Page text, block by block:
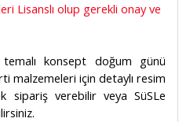
Lisanslı olup gerekli onay ve
konsept doğum günü
malzemeleri için detaylı resim
sipariş verebilir veya SüSLe